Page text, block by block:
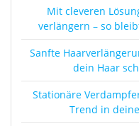
Mit cleveren
verlängern – so
Sanfte
dein Haar
Stationäre
Trend in